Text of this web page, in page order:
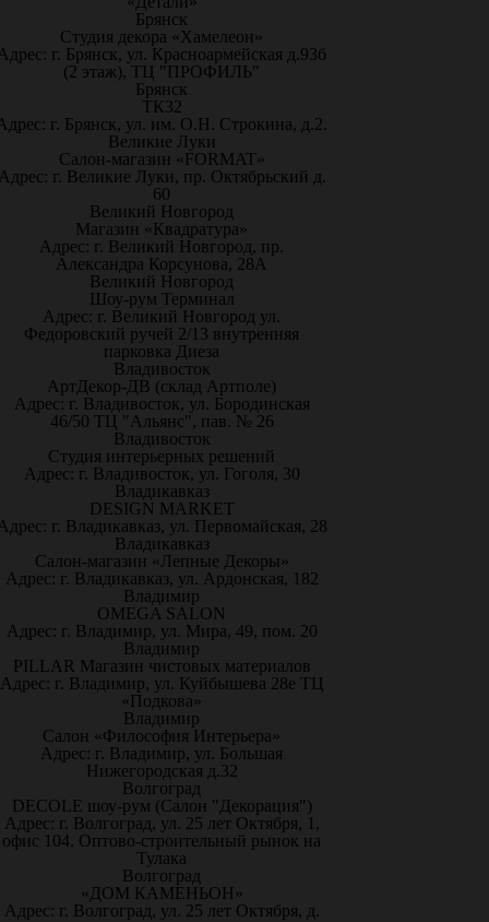
Брянск
Студия декора «Хамелеон»
г. Брянск, ул. Красноармейская д.93б
(2 этаж), ТЦ "ПРОФИЛЬ"
Брянск
ТК32
г. Брянск, ул. им. О.Н. Строкина, д.2.
Великие Луки
Салон-магазин «FORMAT»
г. Великие Луки, пр. Октябрьский д.
60
Великий Новгород
Магазин «Квадратура»
Адрес: г. Великий Новгород, пр.
Александра Корсунова, 28А
Великий Новгород
Шоу-рум Терминал
Адрес: г. Великий Новгород ул.
Федоровский ручей 2/13 внутренняя
парковка Диеза
Владивосток
АртДекор-ДВ (склад Артполе)
Адрес: г. Владивосток, ул. Бородинская
46/50 ТЦ "Альянс", пав. № 26
Владивосток
Студия интерьерных решений
Адрес: г. Владивосток, ул. Гоголя, 30
Владикавказ
DESIGN MARKET
г. Владикавказ, ул. Первомайская, 28
Владикавказ
Салон-магазин «Лепные Декоры»
Адрес: г. Владикавказ, ул. Ардонская, 182
Владимир
OMEGA SALON
Адрес: г. Владимир, ул. Мира, 49, пом. 20
Владимир
PILLAR Магазин чистовых материалов
Адрес: г. Владимир, ул. Куйбышева 28е ТЦ
«Подкова»
Владимир
Салон «Философия Интерьера»
Адрес: г. Владимир, ул. Большая
Нижегородская д.32
Волгоград
DECOLE шоу-рум (Салон "Декорация")
Адрес: г. Волгоград, ул. 25 лет Октября, 1,
офис 104. Оптово-строительный рынок на
Тулака
Волгоград
«ДОМ КАМЕНЬОН»
Адрес: г. Волгоград, ул. 25 лет Октября, д.